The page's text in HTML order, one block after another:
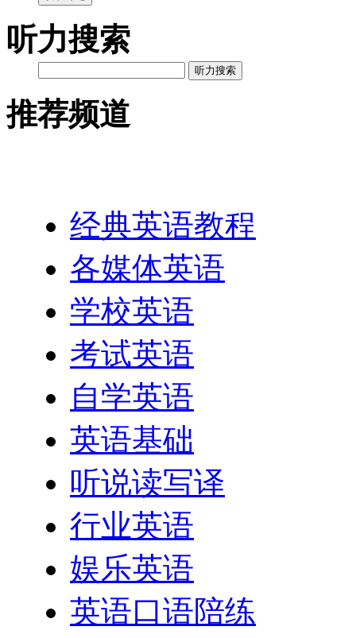
听力搜索
听力搜索
推荐频道
经典英语教程
各媒体英语
学校英语
考试英语
自学英语
英语基础
听说读写译
行业英语
娱乐英语
英语口语陪练